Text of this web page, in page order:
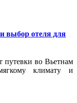
выбор отеля для
путевки во Вьетнам
климату и